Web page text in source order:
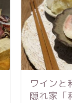
ワインと
隠れ家「